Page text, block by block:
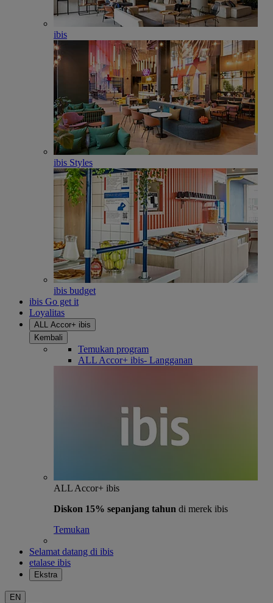
ibis
ibis Styles
ibis budget
ibis Go get it
Loyalitas
ALL Accor+ ibis
Kembali
Temukan program
ALL Accor+ ibis- Langganan
ALL Accor+ ibis
Diskon 15% sepanjang tahun di merek ibis
Temukan
Selamat datang di ibis
etalase ibis
Ekstra
EN